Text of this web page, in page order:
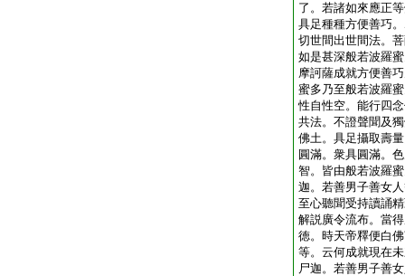
了。若諸如來應正
具足種種方便善巧
切世間出世間法。
如是甚深般若波羅
摩訶薩成就方便善
蜜多乃至般若波羅
性自性空。能行四
共法。不證聲聞及
佛土。具足攝取壽
圓滿。衆具圓滿。
智。皆由般若波羅
迦。若善男子善女
至心聽聞受持讀誦
解説廣令流布。當
徳。時天帝釋便白
等。云何成就現在
尸迦。若善男子善